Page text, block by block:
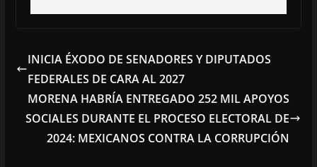
INICIA ÉXODO DE SENADORES Y DIPUTADOS
FEDERALES DE CARA AL 2027
MORENA HABRÍA ENTREGADO 252 MIL APOYOS
SOCIALES DURANTE EL PROCESO ELECTORAL DE
2024: MEXICANOS CONTRA LA CORRUPCIÓN